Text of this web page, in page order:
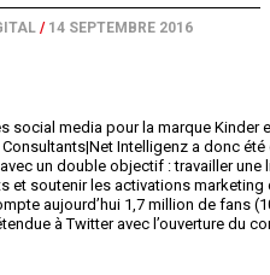
/ 14 SEPTEMBRE 2016
media pour la marque Kinder
Intelligenz a donc
un double objectif : travailler une
et soutenir les activations
aujourd’hui 1,7 million de fans
à Twitter avec l’ouverture du